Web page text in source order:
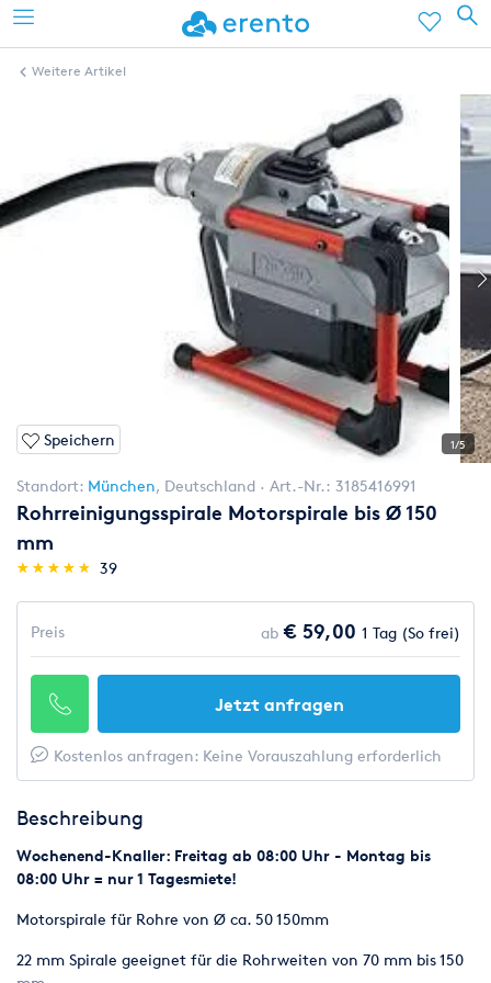
Weitere Artikel
Speichern 1/5
Standort: München, Deutschland Art.-Nr.: 3185416991
Rohrreinigungsspirale Motorspirale bis Ø 150
mm
(*)
★
★
(*)★
★
(*) ★
★
(*) ★
★
(*) ★
★ 39
Preis ab € 59,00 1 Tag (So frei)
Jetzt anfragen
Kostenlos anfragen: Keine Vorauszahlung erforderlich
Beschreibung
Wochenend-Knaller: Freitag ab 08:00 Uhr - Montag bis
08:00 Uhr = nur 1 Tagesmiete!
Motorspirale für Rohre von Ø ca. 50 150mm
22 mm Spirale geeignet für die Rohrweiten von 70 mm bis 150